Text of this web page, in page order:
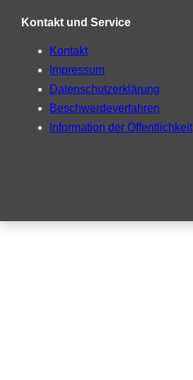
Kontakt und Service
Kontakt
Impressum
Datenschutzerklärung
Beschwerdeverfahren
Information der Öffentlichkeit